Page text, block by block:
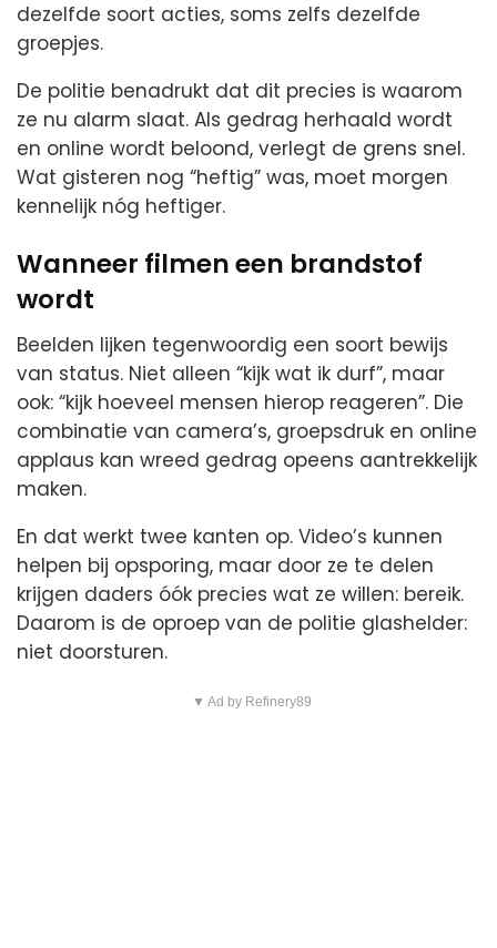
dezelfde soort acties, soms zelfs dezelfde
groepjes.
De politie benadrukt dat dit precies is waarom
ze nu alarm slaat. Als gedrag herhaald wordt
en online wordt beloond, verlegt de grens snel.
Wat gisteren nog “heftig” was, moet morgen
kennelijk nóg heftiger.
Wanneer filmen een brandstof
wordt
Beelden lijken tegenwoordig een soort bewijs
van status. Niet alleen “kijk wat ik durf”, maar
ook: “kijk hoeveel mensen hierop reageren”. Die
combinatie van camera’s, groepsdruk en online
applaus kan wreed gedrag opeens aantrekkelijk
maken.
En dat werkt twee kanten op. Video’s kunnen
helpen bij opsporing, maar door ze te delen
krijgen daders óók precies wat ze willen: bereik.
Daarom is de oproep van de politie glashelder:
niet doorsturen.
▼ Ad by Refinery89